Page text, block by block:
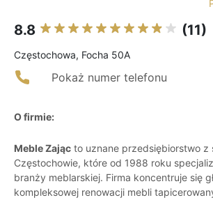
8.8 (11)
Częstochowa, Focha 50A
Pokaż numer telefonu
O firmie:
Meble Zając to uznane przedsiębiorstwo z
Częstochowie, które od 1988 roku
branży meblarskiej. Firma koncentruje się
kompleksowej renowacji mebli